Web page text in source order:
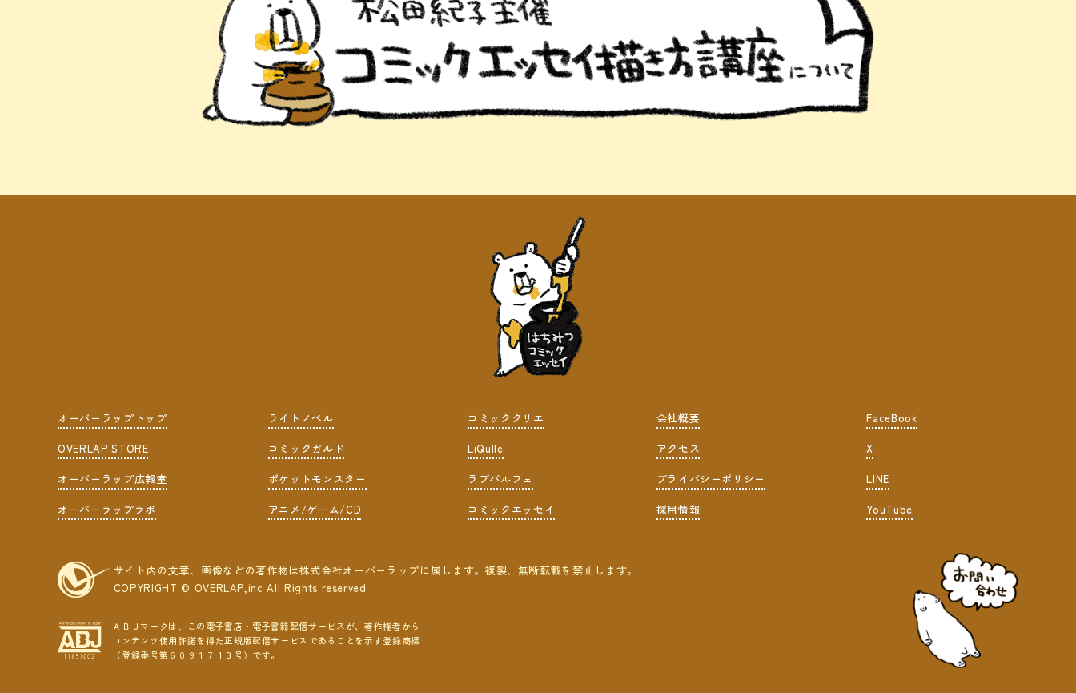
オーバーラップトップ
OVERLAP STORE
オーバーラップ広報室
オーバーラップラボ
ライトノベル
コミックガルド
ポケットモンスター
アニメ/ゲーム/CD
コミッククリエ
LiQulle
ラブパルフェ
コミックエッセイ
会社概要
アクセス
プライバシーポリシー
採用情報
FaceBook
X
LINE
YouTube
サイト内の文章、画像などの著作物は株式会社オーバーラップに属します。複製、無断転載を禁止します。
COPYRIGHT © OVERLAP,inc All Rights reserved
ＡＢＪマークは、この電子書店・電子書籍配信サービスが、著作権者から
コンテンツ使用許諾を得た正規版配信サービスであることを示す登録商標
（登録番号第６０９１７１３号）です。